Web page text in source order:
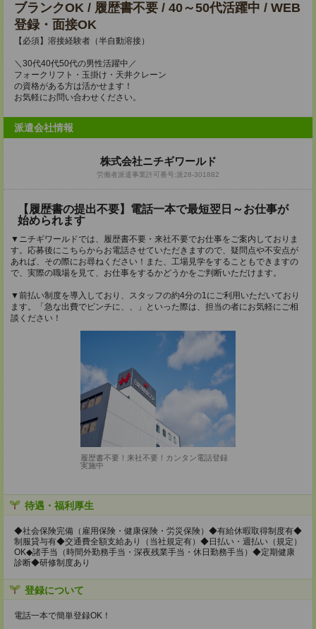
ブランクOK / 履歴書不要 / 40～50代活躍中 / WEB
登録・面接OK
【必須】溶接経験者（半自動溶接）
＼30代40代50代の男性活躍中／
フォークリフト・玉掛け・天井クレーン
の資格がある方は活かせます！
お気軽にお問い合わせください。
派遣会社情報
株式会社ニチギワールド
労働者派遣事業許可番号:派28-301882
【履歴書の提出不要】電話一本で最短翌日～お仕事が
始められます
▼ニチギワールドでは、履歴書不要・来社不要でお仕事をご案内しておりま
す。応募後にこちらからお電話させていただきますので、疑問点や不安点が
あれば、その際にお尋ねください！また、工場見学をすることもできますの
で、実際の職場を見て、お仕事をするかどうかをご判断いただけます。
▼前払い制度を導入しており、スタッフの約4分の1にご利用いただいており
ます。「急な出費でピンチに、、」といった際は、担当の者にお気軽にご相
談ください！
履歴書不要！来社不要！カンタン電話登録
実施中
待遇・福利厚生
◆社会保険完備（雇用保険・健康保険・労災保険）◆有給休暇取得制度有◆
制服貸与有◆交通費全額支給あり（当社規定有）◆日払い・週払い（規定）
OK◆諸手当（時間外勤務手当・深夜残業手当・休日勤務手当）◆定期健康
診断◆研修制度あり
登録について
電話一本で簡単登録OK！